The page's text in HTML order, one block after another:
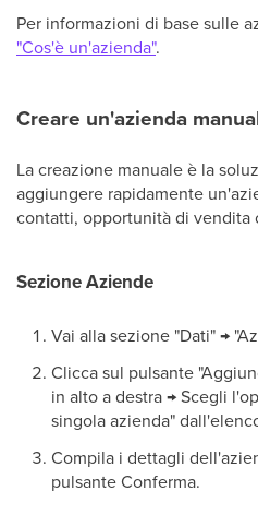
Per informazioni di base sulle
"Cos'è un'azienda".
Creare un'azienda
La creazione manuale è la
aggiungere rapidamente
contatti, opportunità di vendita
Sezione Aziende
Vai alla sezione "Dati" →
Clicca sul pulsante
in alto a destra → Scegli
singola azienda"
Compila i dettagli
pulsante Conferma.